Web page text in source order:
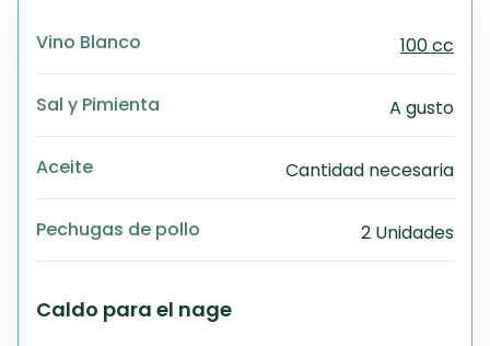
Vino Blanco 100 cc
Sal y Pimienta A gusto
Aceite Cantidad necesaria
Pechugas de pollo 2 Unidades
Caldo para el nage